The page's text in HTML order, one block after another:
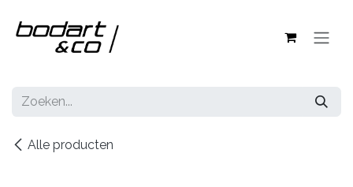
Alle producten